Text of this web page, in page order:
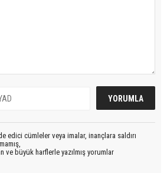
edici cümleler veya imalar, inançlara saldırı
ve büyük harflerle yazılmış yorumlar